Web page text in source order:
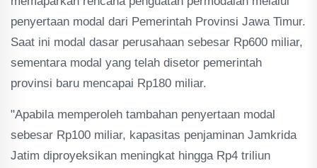
penyertaan modal dari Pemerintah Provinsi Jawa Timur.
Saat ini modal dasar perusahaan sebesar Rp600 miliar,
sementara modal yang telah disetor pemerintah
provinsi baru mencapai Rp180 miliar.
"Apabila memperoleh tambahan penyertaan modal
sebesar Rp100 miliar, kapasitas penjaminan Jamkrida
Jatim diproyeksikan meningkat hingga Rp4 triliun